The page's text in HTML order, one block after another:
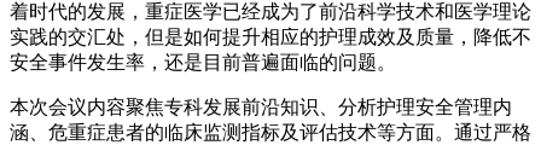
着时代的发展，重症医学已经成为了前沿科学技术和医学理论
实践的交汇处，但是如何提升相应的护理成效及质量，降低不
安全事件发生率，还是目前普遍面临的问题。
本次会议内容聚焦专科发展前沿知识、分析护理安全管理内
涵、危重症患者的临床监测指标及评估技术等方面。通过严格